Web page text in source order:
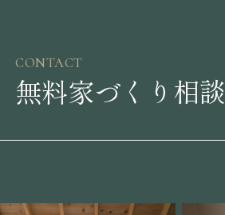
CONTACT
無料家づくり相談